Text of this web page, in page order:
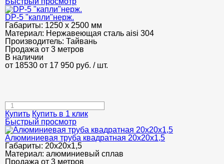
DP-5 "капли"нерж.
Габариты: 1250 х 2500 мм
Материал: Нержавеющая сталь aisi 304
Производитель: Тайвань
Продажа от 3 метров
В наличии
от 18530 от 17 950 руб. / шт.
Купить Купить в 1 клик
Быстрый просмотр
Алюминиевая труба квадратная 20х20х1,5
Габариты: 20х20х1,5
Материал: алюминиевый сплав
Продажа от 3 метров